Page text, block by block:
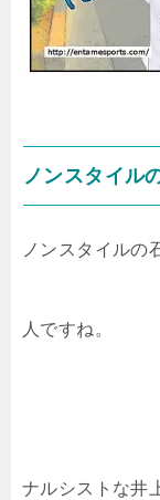
ノンスタイル
ノンスタイルの
人ですね。
ナルシストな井